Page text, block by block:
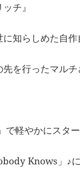
チ』
知らしめた自作
を行ったマルチ
で軽やかにスタ
Knows」♪